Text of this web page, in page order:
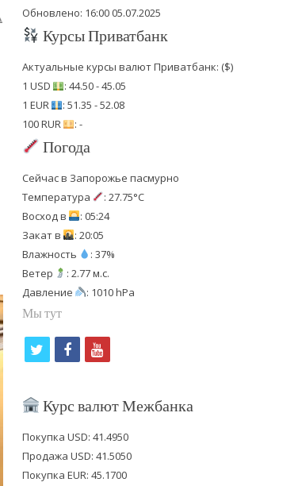
Обновлено: 16:00 05.07.2025
Курсы Приватбанк
Актуальные курсы валют Приватбанк: ($)
1 USD
: 44.50 - 45.05
1 EUR
: 51.35 - 52.08
100 RUR
: -
Погода
Сейчас в Запорожье пасмурно
Температура
: 27.75°C
Восход в
: 05:24
Закат в
: 20:05
Влажность
: 37%
Ветер
: 2.77 м.с.
Давление
: 1010 hPa
Мы тут
i
t
e
f
c
b
o
y
u
u
b
Курс валют Межбанка
Покупка USD: 41.4950
Продажа USD: 41.5050
Покупка EUR: 45.1700